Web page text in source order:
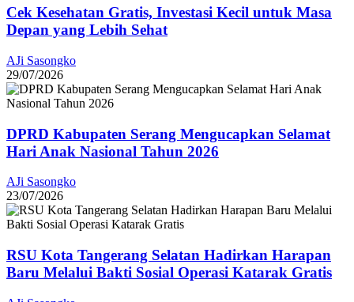
Cek Kesehatan Gratis, Investasi Kecil untuk Masa
Depan yang Lebih Sehat
AJi Sasongko
29/07/2026
DPRD Kabupaten Serang Mengucapkan Selamat
Hari Anak Nasional Tahun 2026
AJi Sasongko
23/07/2026
RSU Kota Tangerang Selatan Hadirkan Harapan
Baru Melalui Bakti Sosial Operasi Katarak Gratis